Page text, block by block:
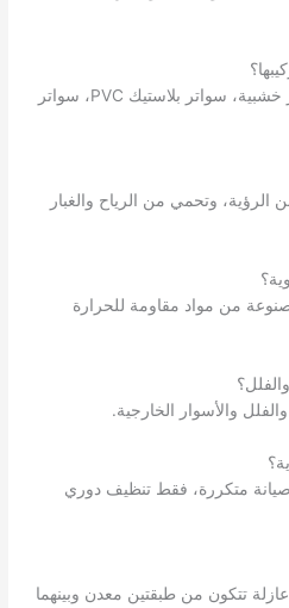
نقوم بتركيب سواتر حديد، سواتر خشبية، سواتر بلاستيك PVC، سواتر
وتحمي من الرياح والغبار
من مواد مقاومة للحرارة
والأسوار الخارجية.
صيانة متكررة، فقط تنظيف دوري
تتكون من طبقتين معدن وبينهما